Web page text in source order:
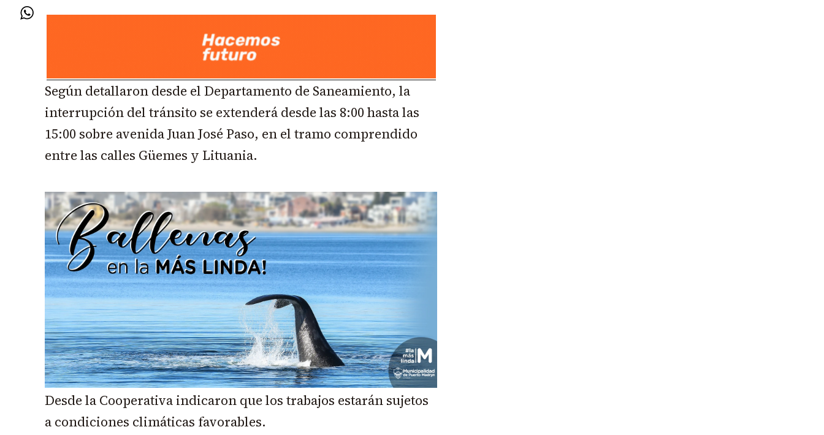
Según detallaron desde el Departamento de Saneamiento, la
interrupción del tránsito se extenderá desde las 8:00 hasta las
15:00 sobre avenida Juan José Paso, en el tramo comprendido
entre las calles Güemes y Lituania.
Desde la Cooperativa indicaron que los trabajos estarán sujetos
a condiciones climáticas favorables.